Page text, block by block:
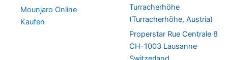
Mounjaro Online
Kaufen
Turracherhöhe
(Turracherhöhe, Austria)
Properstar Rue Centrale 8
CH-1003 Lausanne